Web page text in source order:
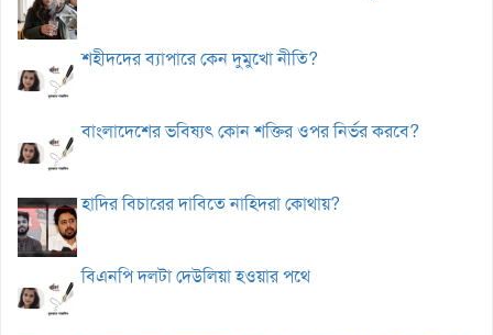
শহীদদের ব্যাপারে কেন দুমুখো নীতি?
বাংলাদেশের ভবিষ্যৎ কোন শক্তির ওপর নির্ভর করবে?
হাদির বিচারের দাবিতে নাহিদরা কোথায়?
বিএনপি দলটা দেউলিয়া হওয়ার পথে